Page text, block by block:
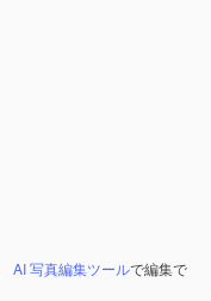
AI 写真編集ツールで編集で